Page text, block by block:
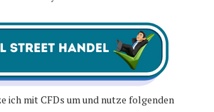
ich mit CFDs um und nutze folgenden